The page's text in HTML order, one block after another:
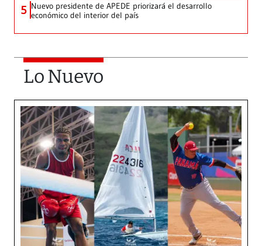
5 Nuevo presidente de APEDE priorizará el desarrollo
económico del interior del país
Lo Nuevo